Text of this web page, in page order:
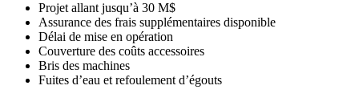
Projet allant jusqu’à 30 M$
Assurance des frais supplémentaires disponible
Délai de mise en opération
Couverture des coûts accessoires
Bris des machines
Fuites d’eau et refoulement d’égouts